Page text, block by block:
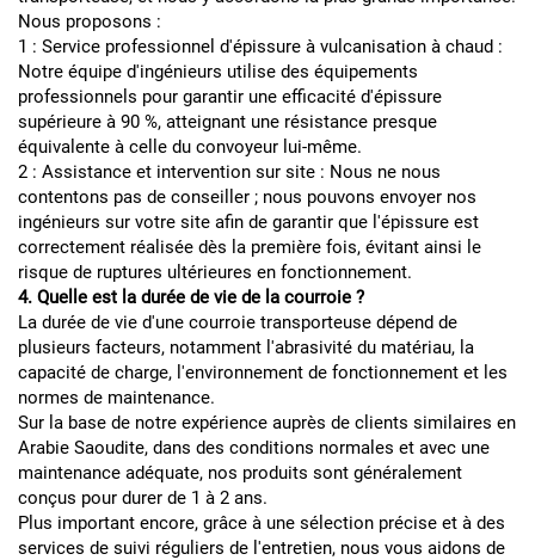
Nous proposons :
1 : Service professionnel d'épissure à vulcanisation à chaud :
Notre équipe d'ingénieurs utilise des équipements
professionnels pour garantir une efficacité d'épissure
supérieure à 90 %, atteignant une résistance presque
équivalente à celle du convoyeur lui-même.
2 : Assistance et intervention sur site : Nous ne nous
contentons pas de conseiller ; nous pouvons envoyer nos
ingénieurs sur votre site afin de garantir que l'épissure est
correctement réalisée dès la première fois, évitant ainsi le
risque de ruptures ultérieures en fonctionnement.
4. Quelle est la durée de vie de la courroie ?
La durée de vie d'une courroie transporteuse dépend de
plusieurs facteurs, notamment l'abrasivité du matériau, la
capacité de charge, l'environnement de fonctionnement et les
normes de maintenance.
Sur la base de notre expérience auprès de clients similaires en
Arabie Saoudite, dans des conditions normales et avec une
maintenance adéquate, nos produits sont généralement
conçus pour durer de 1 à 2 ans.
Plus important encore, grâce à une sélection précise et à des
services de suivi réguliers de l'entretien, nous vous aidons de